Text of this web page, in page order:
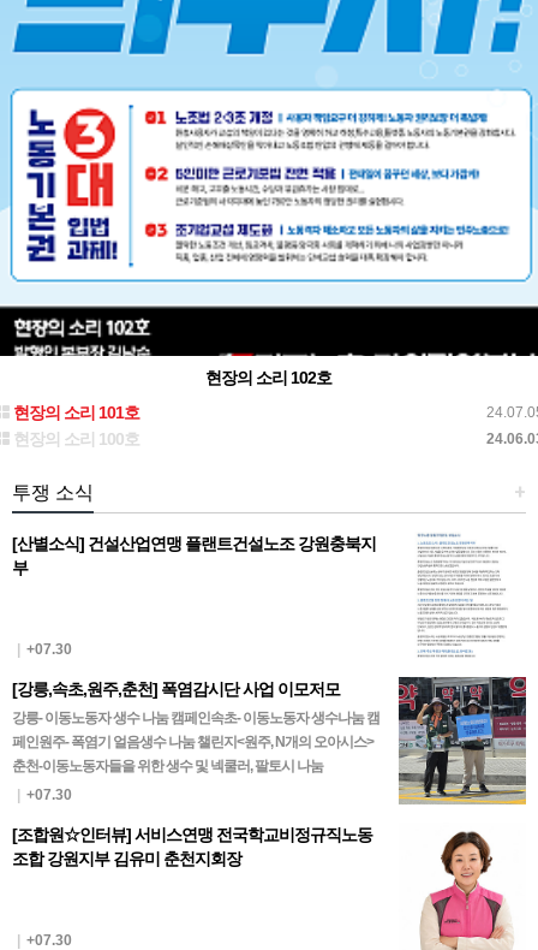
현장의 소리 102호
현장의 소리 101호
현장의 소리 100호
+
투쟁 소식
[산별소식] 건설산업연맹 플랜트건설노조 강원충북지
부
| +07.30
[강릉,속초,원주,춘천] 폭염감시단 사업 이모저모
강릉- 이동노동자 생수 나눔 캠페인속초- 이동노동자 생수나눔 캠
페인원주- 폭염기 얼음생수 나눔 챌린지<원주, N개의 오아시스>
춘천-이동노동자들을 위한 생수 및 넥쿨러, 팔토시 나눔
| +07.30
[조합원☆인터뷰] 서비스연맹 전국학교비정규직노동
조합 강원지부 김유미 춘천지회장
| +07.30